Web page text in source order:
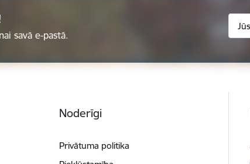
savā e-pastā.
Noderīgi
Privātuma politika